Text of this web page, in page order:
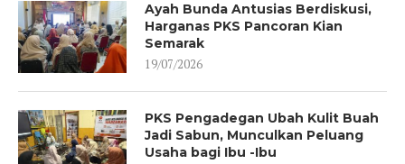
Ayah Bunda Antusias Berdiskusi,
Harganas PKS Pancoran Kian
Semarak
19/07/2026
PKS Pengadegan Ubah Kulit Buah
Jadi Sabun, Munculkan Peluang
Usaha bagi Ibu -Ibu